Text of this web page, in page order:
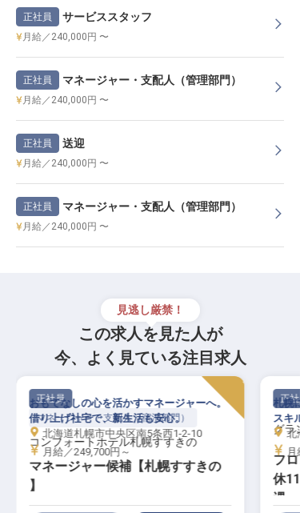
正社員 サービススタッフ
月給／240,000円 〜
正社員 マネージャー・支配人（管理部門）
月給／240,000円 〜
正社員 送迎
月給／240,000円 〜
正社員 マネージャー・支配人（管理部門）
月給／240,000円 〜
見逃し厳禁！
この求人を見た人が
今、よく見ている注目求人
正社員 フロント
グランドメルキュール札幌大通公園
フロント│24年4月リブランド／年
休114日／各種手当充実／経験者優
札幌に誕生した世界的ブランドホテルで、
スキルを活かし充実のキャリアを
北海道札幌市中央区北1条西11丁目1番地1
月給／200,000円～
正社
野口
エ
サ
給
北海
接客
北
月